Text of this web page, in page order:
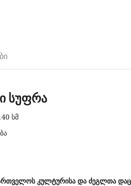
სუფრა
სმ
კულტურისა და ძეგლთა